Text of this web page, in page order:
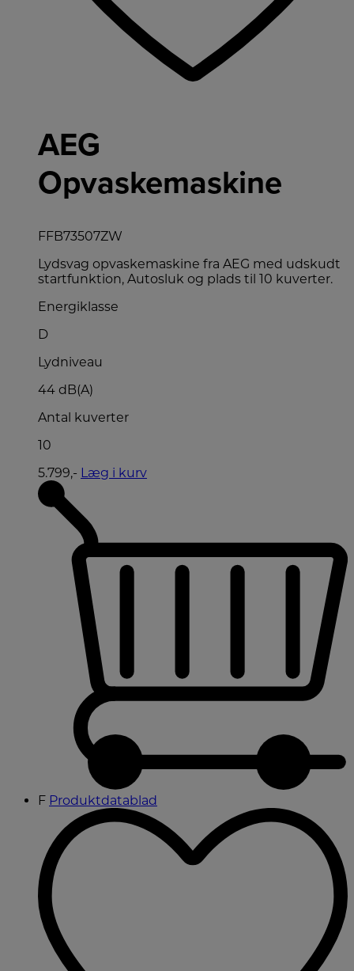
AEG
Opvaskemaskine
FFB73507ZW
Lydsvag opvaskemaskine fra AEG med udskudt
startfunktion, Autosluk og plads til 10 kuverter.
Energiklasse
D
Lydniveau
44 dB(A)
Antal kuverter
10
5.799,- Læg i kurv
F Produktdatablad